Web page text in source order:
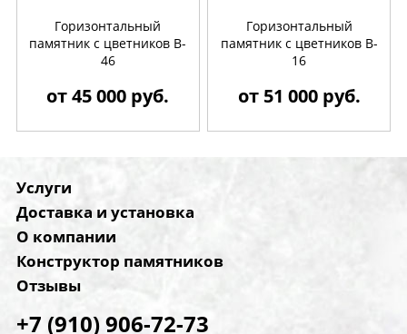
Горизонтальный
памятник с цветников B-
46
от 45 000 руб.
Горизонтальный
памятник с цветников B-
16
от 51 000 руб.
Услуги
Доставка и установка
О компании
Конструктор памятников
Отзывы
+7 (910) 906-72-73